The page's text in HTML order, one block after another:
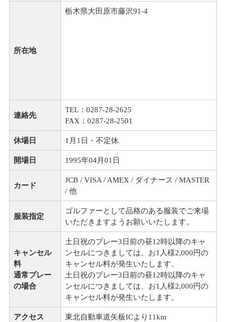
所在地
栃木県大田原市藤沢91-4
連絡先
TEL：0287-28-2625
FAX：0287-28-2501
休場日 1月1日・不定休
開場日 1995年04月01日
カード
JCB / VISA / AMEX / ダイナース / MASTER
/ 他
服装指定
ゴルファーとして品格のある服装でご来場
いただきますようお願いいたします。
キャンセル
料
通常プレー
の場合
土日祝のプレー3日前の昼12時以降のキャ
ンセルにつきましては、お1人様2,000円の
キャンセル料が発生いたします。
土日祝のプレー3日前の昼12時以降のキャ
ンセルにつきましては、お1人様2,000円の
キャンセル料が発生いたします。
アクセス 東北自動車道矢板ICより11km